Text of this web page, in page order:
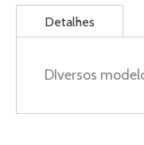
da
Galeria
de
Detalhes
DIversos